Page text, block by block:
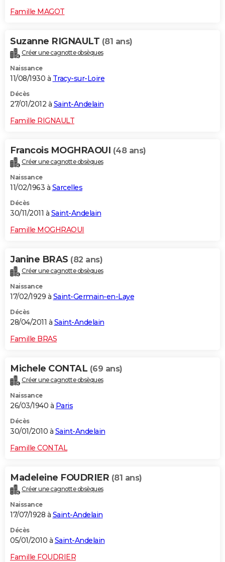
Famille MAGOT
Suzanne RIGNAULT (81 ans)
Créer une cagnotte obsèques
Naissance
11/08/1930 à Tracy-sur-Loire
Décès
27/01/2012 à Saint-Andelain
Famille RIGNAULT
Francois MOGHRAOUI (48 ans)
Créer une cagnotte obsèques
Naissance
11/02/1963 à Sarcelles
Décès
30/11/2011 à Saint-Andelain
Famille MOGHRAOUI
Janine BRAS (82 ans)
Créer une cagnotte obsèques
Naissance
17/02/1929 à Saint-Germain-en-Laye
Décès
28/04/2011 à Saint-Andelain
Famille BRAS
Michele CONTAL (69 ans)
Créer une cagnotte obsèques
Naissance
26/03/1940 à Paris
Décès
30/01/2010 à Saint-Andelain
Famille CONTAL
Madeleine FOUDRIER (81 ans)
Créer une cagnotte obsèques
Naissance
17/07/1928 à Saint-Andelain
Décès
05/01/2010 à Saint-Andelain
Famille FOUDRIER